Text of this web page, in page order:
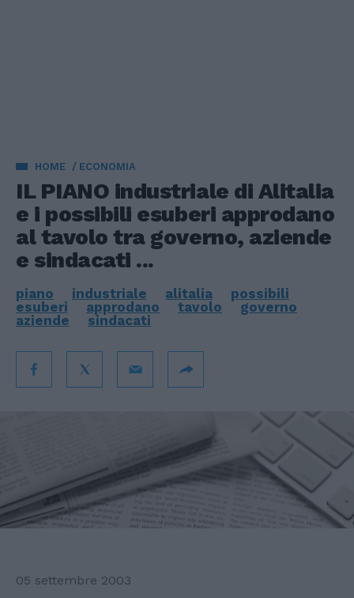
HOME ECONOMIA
IL PIANO industriale di Alitalia
e i possibili esuberi approdano
al tavolo tra governo, aziende
e sindacati ...
piano industriale alitalia
possibili
esuberi
approdano tavolo
governo
aziende
sindacati
05 settembre 2003